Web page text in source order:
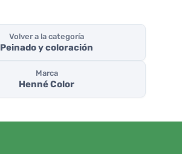
Volver a la categoría
Peinado y coloración
Marca
Henné Color